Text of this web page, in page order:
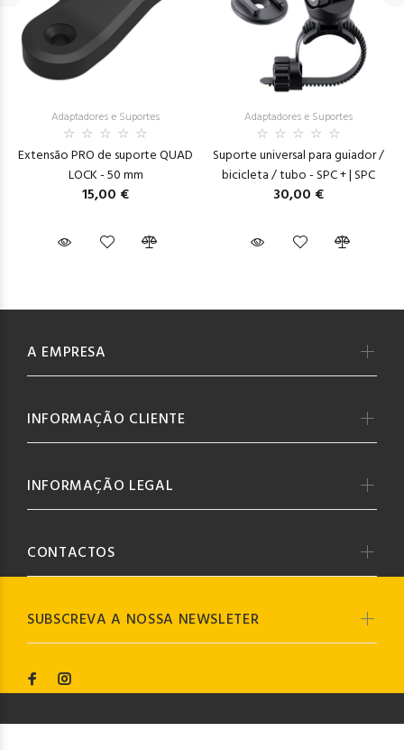
Adaptadores e Suportes
Extensão PRO de suporte QUAD
LOCK - 50 mm
15,00 €
Adaptadores e Suportes
Suporte universal para guiador /
bicicleta / tubo - SPC + | SPC
30,00 €
SUBSCREVA A NOSSA NEWSLETER
A EMPRESA
INFORMAÇÃO CLIENTE
INFORMAÇÃO LEGAL
CONTACTOS